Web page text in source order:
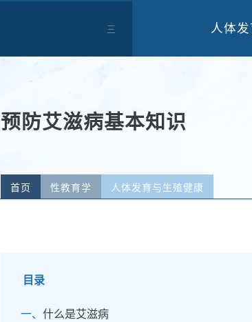
三 人体
预防艾滋病基本知识
首页 性教育学 人体发育与生殖健康
目录
什么是艾滋病